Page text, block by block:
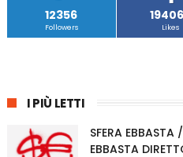
12356
Followers Likes
I PIÙ LETTI
SFERA EBBASTA
EBBASTA